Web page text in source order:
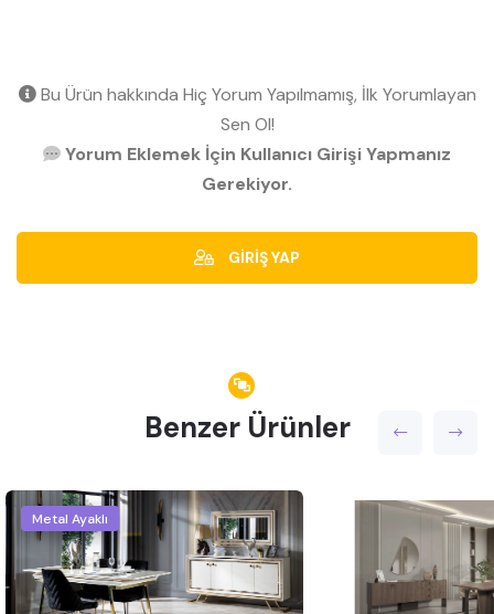
Bu Ürün hakkında Hiç Yorum Yapılmamış, İlk Yorumlayan
Sen Ol!
Yorum Eklemek İçin Kullanıcı Girişi Yapmanız
Gerekiyor.
GİRİŞ YAP
Benzer Ürünler
Metal Ayaklı